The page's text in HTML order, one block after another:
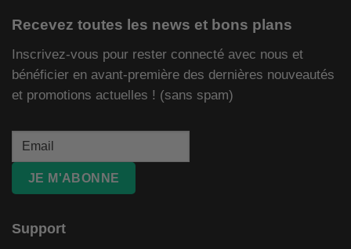
Recevez toutes les news et bons plans
Inscrivez-vous pour rester connecté avec nous et
bénéficier en avant-première des dernières nouveautés
et promotions actuelles ! (sans spam)
JE M'ABONNE
Support